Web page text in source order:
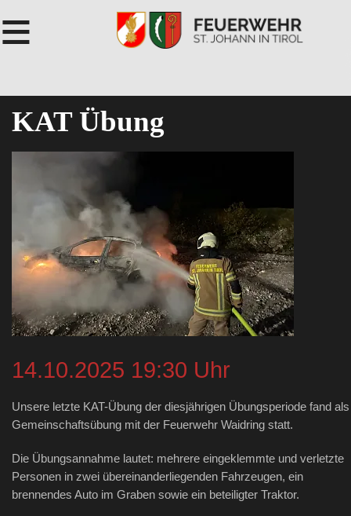
≡
KAT Übung
14.10.2025 19:30 Uhr
Unsere letzte KAT-Übung der diesjährigen Übungsperiode fand als
Gemeinschaftsübung mit der Feuerwehr Waidring statt.
Die Übungsannahme lautet: mehrere eingeklemmte und verletzte
Personen in zwei übereinanderliegenden Fahrzeugen, ein
brennendes Auto im Graben sowie ein beteiligter Traktor.